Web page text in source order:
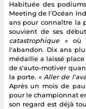
Habituée des
Meeting de l'Océan
ans pour connaître la
souvient de ses
catastrophique »où
l'abandon. Dix ans
médaille a laissé
de s'auto-motiver
la porte. « Aller de
Après un mois de
pour le championnat
son regard est déjà